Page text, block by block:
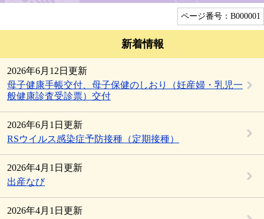
ページ番号：B000001
新着情報
2026年6月12日更新
母子健康手帳交付、母子保健のしおり（妊産婦・乳児一
般健康診査受診票）交付
2026年6月1日更新
RSウイルス感染症予防接種（定期接種）
2026年4月1日更新
出産なび
2026年4月1日更新